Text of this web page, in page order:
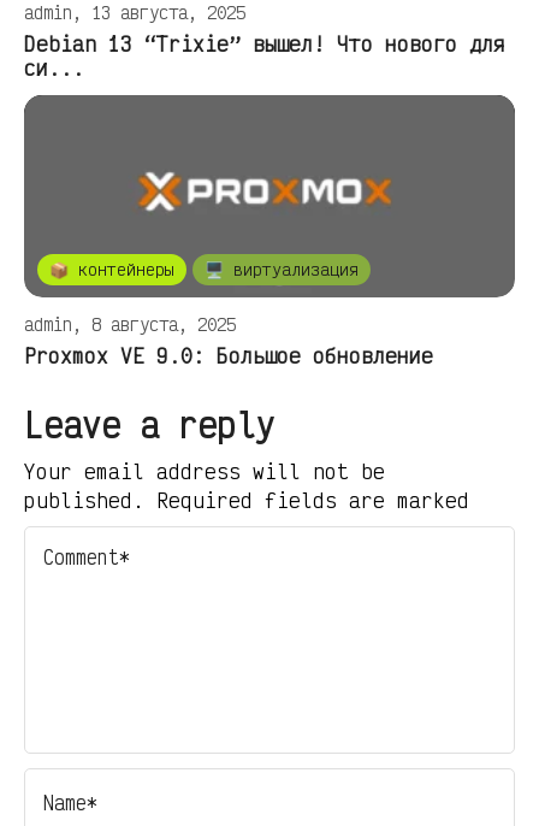
admin, 13 августа, 2025
Debian 13 “Trixie” вышел! Что нового для
си...
📦 контейнеры 🖥️ виртуализация
admin, 8 августа, 2025
Proxmox VE 9.0: Большое обновление
Leave a reply
Your email address will not be
published. Required fields are marked